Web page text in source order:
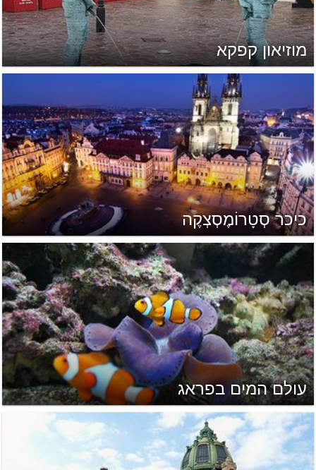
מוזיאון קפקא
כיכר סְטָרוֹמֶסְצְקֶה
עולם המים בפראג